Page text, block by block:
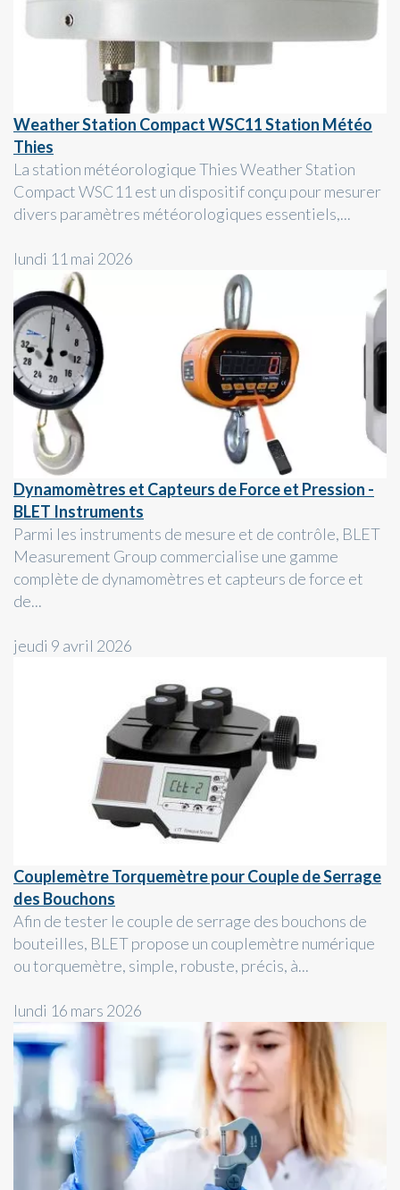
Weather Station Compact WSC11 Station Météo
Thies
La station météorologique Thies Weather Station
Compact WSC11 est un dispositif conçu pour mesurer
divers paramètres météorologiques essentiels,...
lundi 11 mai 2026
Dynamomètres et Capteurs de Force et Pression -
BLET Instruments
Parmi les instruments de mesure et de contrôle, BLET
Measurement Group commercialise une gamme
complète de dynamomètres et capteurs de force et
de...
jeudi 9 avril 2026
Couplemètre Torquemètre pour Couple de Serrage
des Bouchons
Afin de tester le couple de serrage des bouchons de
bouteilles, BLET propose un couplemètre numérique
ou torquemètre, simple, robuste, précis, à...
lundi 16 mars 2026